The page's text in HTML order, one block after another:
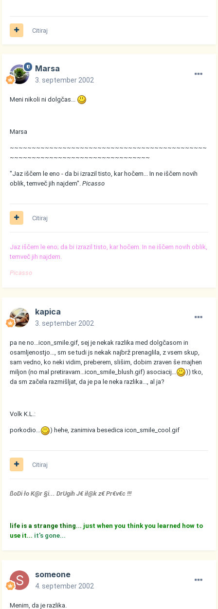
Citiraj
Marsa
3. september 2002
Meni nikoli ni dolgčas...
Marsa
~~~~~~~~~~~~~~~~~~~~~~~~~~~~~~~~~~~~~~~~~~~~~
~~~~~~~~~~~~~~~~~~~~~~~~~~~~~~~~
"Jaz iščem le eno - da bi izrazil tisto, kar hočem... In ne iščem novih
oblik, temveč jih najdem".Picasso
Citiraj
Jaz iščem le eno; da bi izrazil tisto, kar hočem. In ne iščem novih oblik,
temveč jih najdem.
Picasso
kapica
3. september 2002
pa ne no...icon_smile.gif , sej je nekak razlika med dolgčasom in
osamljenostjo..., sm se tudi js nekak najbrž prenaglila, z vsem skup,
sam vedno, ko neki vidim, preberem, slišim, dobim zraven še majhen
miljon (no mal pretiravam...icon_smile_blush.gif) asociacij...
)) tko,
da sm začela razmišljat, da je pa le neka razlika..., al ja?
Volk K.L.:
porkodio... ) hehe, zanimiva besedicaicon_smile_cool.gif
Citiraj
ßoDi ło K@r §i... DrUgih J€ ił@k z€ Pr€v€c !!!
life is a strange thing... just when you think you learned how to
use it... it's gone...
someone
4. september 2002
Menim, da je razlika.